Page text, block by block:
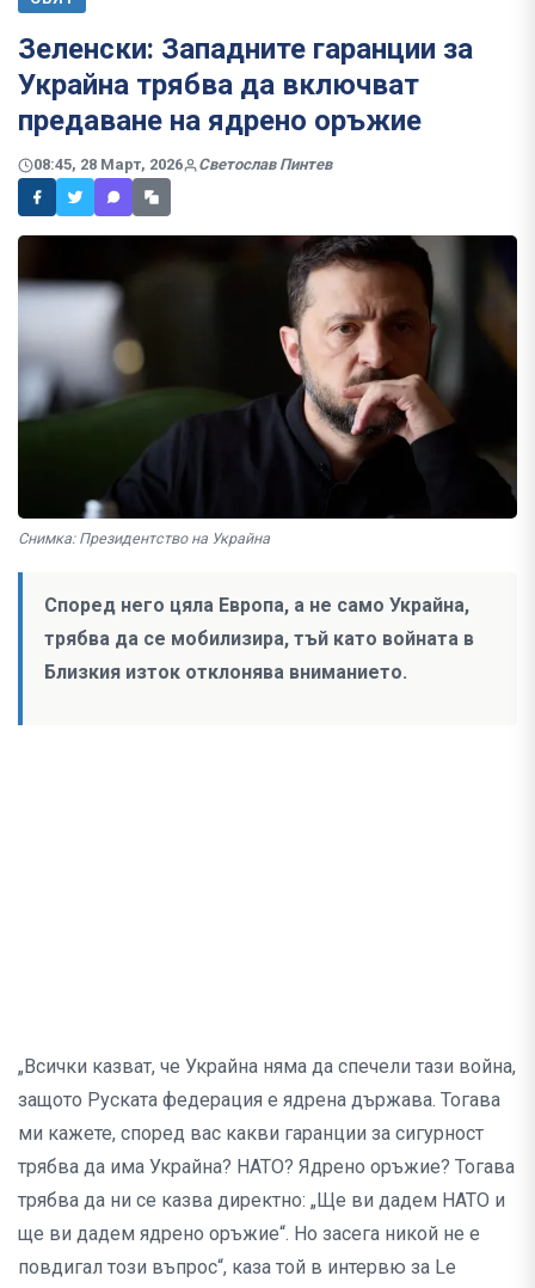
Зеленски: Западните гаранции за
Украйна трябва да включват
предаване на ядрено оръжие
08:45, 28 Март, 2026 Светослав Пинтев
Снимка: Президентство на Украйна
Според него цяла Европа, а не само Украйна,
трябва да се мобилизира, тъй като войната в
Близкия изток отклонява вниманието.
„Всички казват, че Украйна няма да спечели тази война,
защото Руската федерация е ядрена държава. Тогава
ми кажете, според вас какви гаранции за сигурност
трябва да има Украйна? НАТО? Ядрено оръжие? Тогава
трябва да ни се казва директно: „Ще ви дадем НАТО и
ще ви дадем ядрено оръжие“. Но засега никой не е
повдигал този въпрос“, каза той в интервю за Le